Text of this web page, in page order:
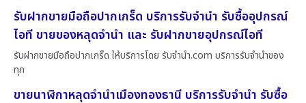
รับฝากขายมือถือปากเกร็ด บริการรับจำนำ รับซื้ออุปกรณ์
ไอที ขายของหลุดจำนำ และ รับฝากขายอุปกรณ์ไอที
รับฝากขายมือถือปากเกร็ด ให้บริการโดย รับจํานํา.com บริการรับจำนำของ
ทุก
ขายนาฬิกาหลุดจำนำเมืองทองธานี บริการรับจำนำ รับซื้อ